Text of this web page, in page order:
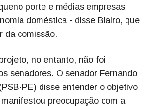
porte e médias empresas
doméstica - disse Blairo, que
da comissão.
no entanto, não foi
senadores. O senador Fernando
PE) disse entender o objetivo
preocupação com a